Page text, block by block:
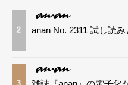
2 anan No. 2311 試し読み